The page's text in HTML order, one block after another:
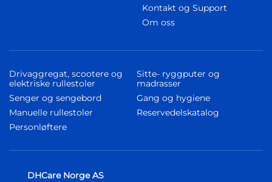
Kontakt og Support
Om oss
Drivaggregat, scootere og
elektriske rullestoler
Senger og sengebord
Manuelle rullestoler
Personløftere
Sitte- ryggputer og
madrasser
Gang og hygiene
Reservedelskatalog
DHCare Norge AS